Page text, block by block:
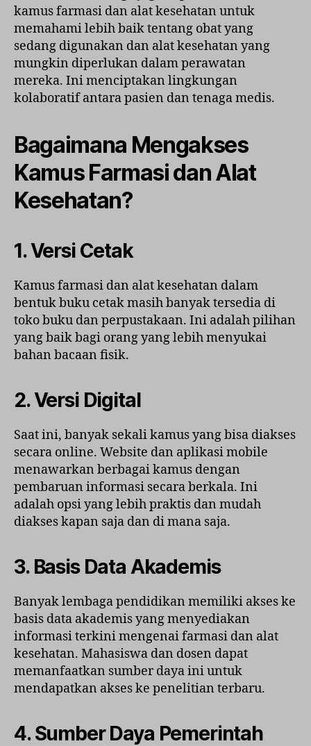
kamus farmasi dan alat kesehatan untuk
memahami lebih baik tentang obat yang
sedang digunakan dan alat kesehatan yang
mungkin diperlukan dalam perawatan
mereka. Ini menciptakan lingkungan
kolaboratif antara pasien dan tenaga medis.
Bagaimana Mengakses
Kamus Farmasi dan Alat
Kesehatan?
1. Versi Cetak
Kamus farmasi dan alat kesehatan dalam
bentuk buku cetak masih banyak tersedia di
toko buku dan perpustakaan. Ini adalah pilihan
yang baik bagi orang yang lebih menyukai
bahan bacaan fisik.
2. Versi Digital
Saat ini, banyak sekali kamus yang bisa diakses
secara online. Website dan aplikasi mobile
menawarkan berbagai kamus dengan
pembaruan informasi secara berkala. Ini
adalah opsi yang lebih praktis dan mudah
diakses kapan saja dan di mana saja.
3. Basis Data Akademis
Banyak lembaga pendidikan memiliki akses ke
basis data akademis yang menyediakan
informasi terkini mengenai farmasi dan alat
kesehatan. Mahasiswa dan dosen dapat
memanfaatkan sumber daya ini untuk
mendapatkan akses ke penelitian terbaru.
4. Sumber Daya Pemerintah